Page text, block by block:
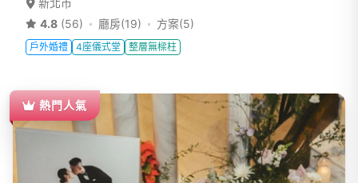
新北市
4.8 (56) 廳房(19) 方案(5)
戶外婚禮 4座儀式堂 整層無樑柱
熱門人氣